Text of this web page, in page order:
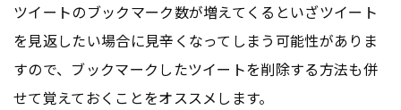
ツイートのブックマーク数が増えてくるといざツイート
を見返したい場合に見辛くなってしまう可能性がありま
すので、ブックマークしたツイートを削除する方法も併
せて覚えておくことをオススメします。